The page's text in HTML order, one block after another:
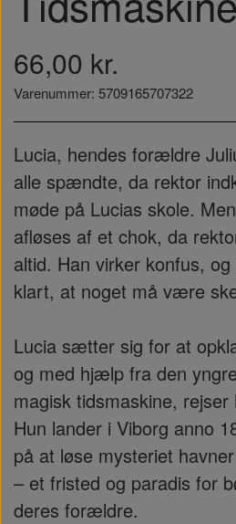
66,00 kr.
Varenummer: 5709165707322
Lucia, hendes forældre
alle spændte, da rektor
møde på Lucias skole.
afløses af et chok, da
altid. Han virker konfus,
klart, at noget må være
Lucia sætter sig for at
og med hjælp fra den
magisk tidsmaskine,
Hun lander i Viborg anno
på at løse mysteriet
– et fristed og paradis for
deres forældre.